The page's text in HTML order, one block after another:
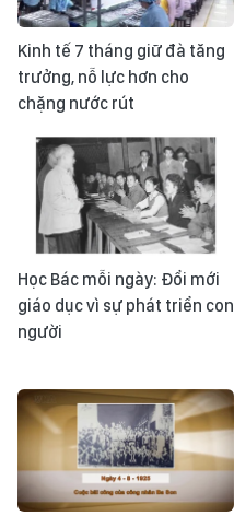
Kinh tế 7 tháng giữ đà tăng
trưởng, nỗ lực hơn cho
chặng nước rút
Học Bác mỗi ngày: Đổi mới
giáo dục vì sự phát triển con
người